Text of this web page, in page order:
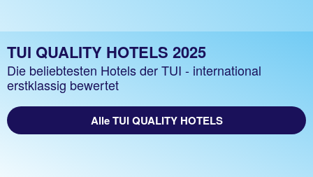
TUI QUALITY HOTELS 2025
Die beliebtesten Hotels der TUI - international
erstklassig bewertet
Alle TUI QUALITY HOTELS